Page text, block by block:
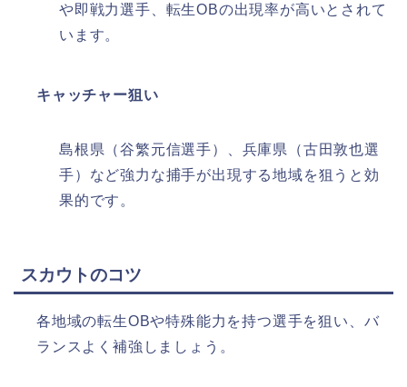
や即戦力選手、転生OBの出現率が高いとされて
います。​
キャッチャー狙い
島根県（谷繁元信選手）、兵庫県（古田敦也選
手）など強力な捕手が出現する地域を狙うと効
果的です。​
スカウトのコツ
各地域の転生OBや特殊能力を持つ選手を狙い、バ
ランスよく補強しましょう。​